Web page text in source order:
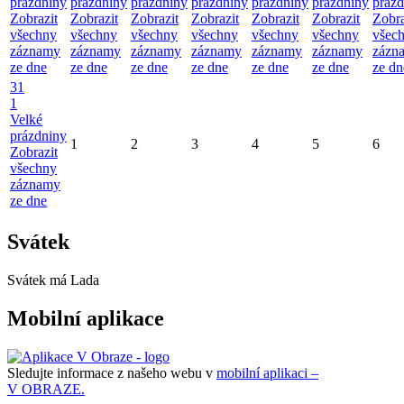
Zobrazit
všechny
záznamy
ze dne
Zobrazit
všechny
záznamy
ze dne
Zobrazit
všechny
záznamy
ze dne
Zobrazit
všechny
záznamy
ze dne
Zobrazit
všechny
záznamy
ze dne
Zobrazit
všechny
záznamy
ze dne
ze
31
1
Velké
prázdniny
Zobrazit
všechny
záznamy
ze dne
1 2 3 4 5 6
Svátek
Svátek má Lada
Mobilní aplikace
Sledujte informace z našeho webu v mobilní aplikaci –
V OBRAZE.